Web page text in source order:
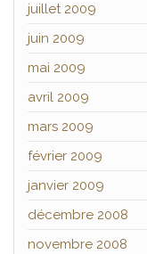
juillet 2009
juin 2009
mai 2009
avril 2009
mars 2009
février 2009
janvier 2009
décembre 2008
novembre 2008